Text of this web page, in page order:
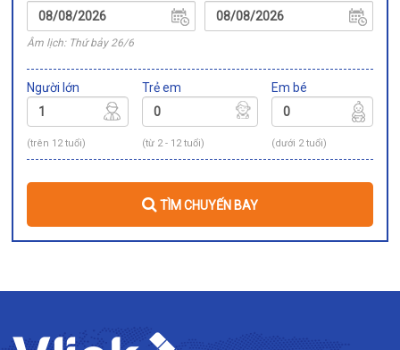
Âm lịch: Thứ bảy 26/6
Người lớn
(trên 12 tuổi)
Trẻ em
(từ 2 - 12 tuổi)
Em bé
(dưới 2 tuổi)
TÌM CHUYẾN BAY